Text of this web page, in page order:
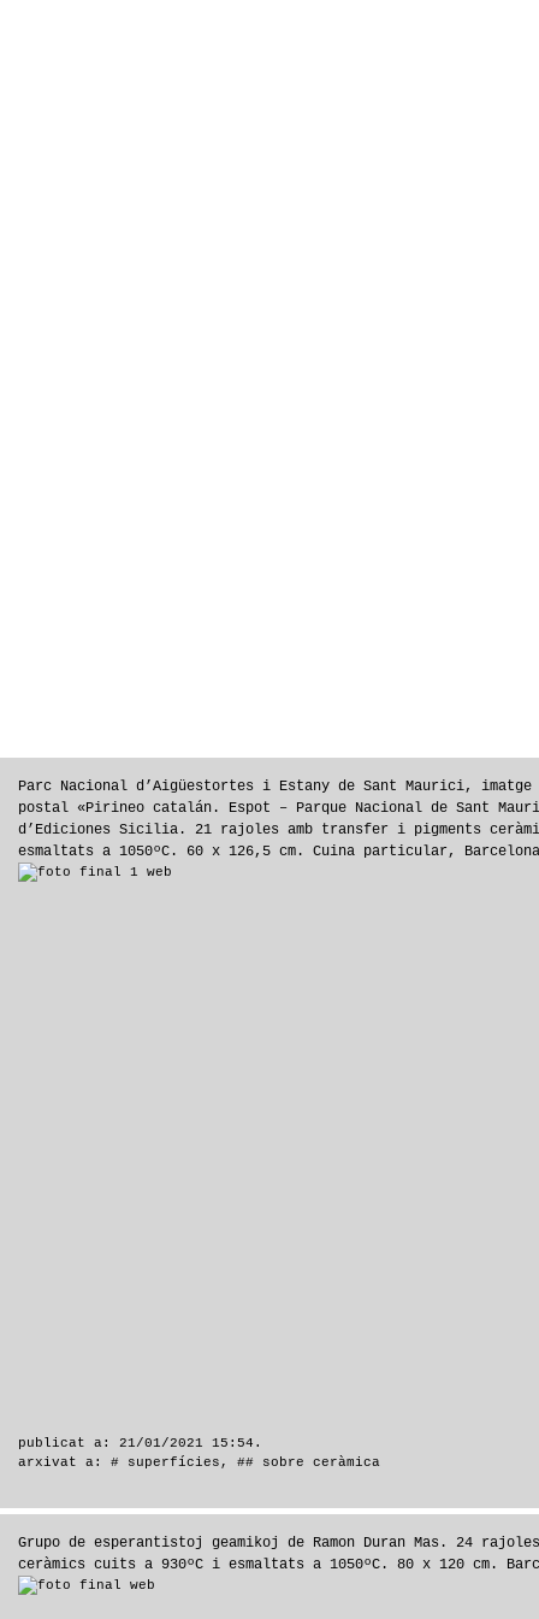
Parc Nacional d’Aigüestortes i Estany de Sant Maurici,
postal «Pirineo catalán. Espot – Parque Nacional de Sant
d’Ediciones Sicilia. 21 rajoles amb transfer i pigments
esmaltats a 1050ºC. 60 x 126,5 cm. Cuina particular,
publicat a: 21/01/2021 15:54.
arxivat a: # superfícies , ## sobre ceràmica
Grupo de esperantistoj geamikoj de Ramon Duran Mas. 24
ceràmics cuits a 930ºC i esmaltats a 1050ºC. 80 x 120 cm.